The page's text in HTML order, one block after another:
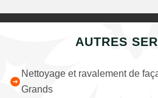
AUTRES
Nettoyage et ravalement de
Grands